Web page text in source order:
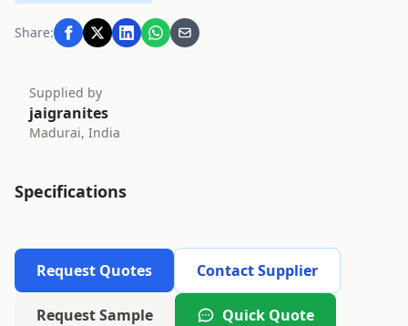
Share:
Supplied by
jaigranites
Madurai, India
Specifications
Request Quotes Contact Supplier
Request Sample Quick Quote